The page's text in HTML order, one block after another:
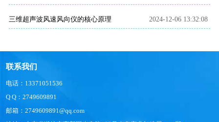
三维超声波风速风向仪的核心原理 2024-12-06 13:32:08
联系我们
电话：13371051536
Q Q：2749609891
邮箱：2749609891@qq.com